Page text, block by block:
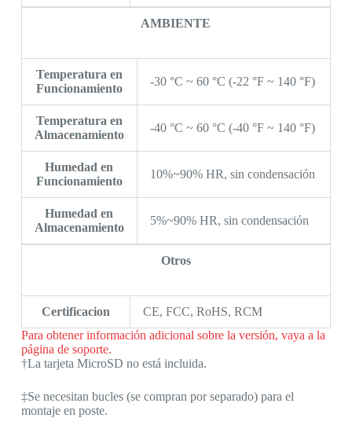
AMBIENTE
Temperatura en
Funcionamiento
-30 °C ~ 60 °C (-22 °F ~ 140 °F)
Temperatura en
Almacenamiento
-40 °C ~ 60 °C (-40 °F ~ 140 °F)
Humedad en
Funcionamiento
10%~90% HR, sin condensación
Humedad en
Almacenamiento
5%~90% HR, sin condensación
Otros
Certificacion
CE, FCC, RoHS, RCM
Para obtener información adicional sobre la versión, vaya a la
página de soporte.
†La tarjeta MicroSD no está incluida.
‡Se necesitan bucles (se compran por separado) para el
montaje en poste.